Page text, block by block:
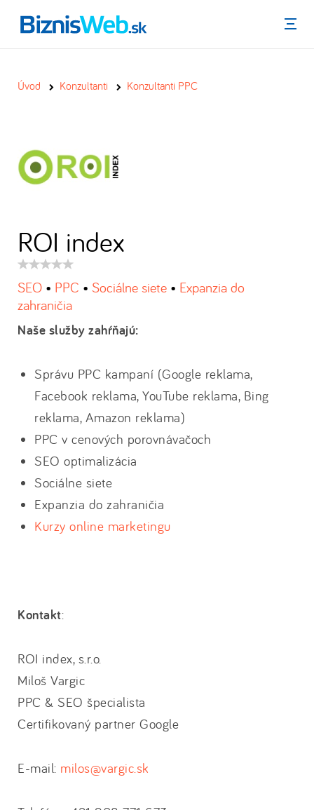
Menu
Úvod Konzultanti Konzultanti PPC
ROI index
Hodnotenie
produktu:
SEO • PPC • Sociálne siete • Expanzia do
zahraničia
Naše služby zahŕňajú:
Správu PPC kampaní (Google reklama,
Facebook reklama, YouTube reklama, Bing
reklama, Amazon reklama)
PPC v cenových porovnávačoch
SEO optimalizácia
Sociálne siete
Expanzia do zahraničia
Kurzy online marketingu
Kontakt:
ROI index, s.r.o.
Miloš Vargic
PPC & SEO špecialista
Certifikovaný partner Google
E-mail: milos@vargic.sk